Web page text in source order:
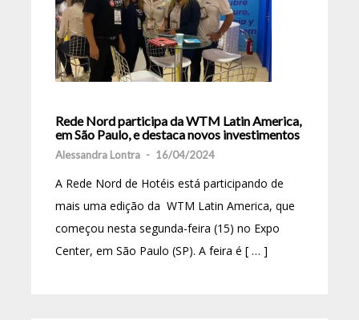
Rede Nord participa da WTM Latin America,
em São Paulo, e destaca novos investimentos
Alessandra Lontra - 16/04/2024
A Rede Nord de Hotéis está participando de
mais uma edição da WTM Latin America, que
começou nesta segunda-feira (15) no Expo
Center, em São Paulo (SP). A feira é [ … ]